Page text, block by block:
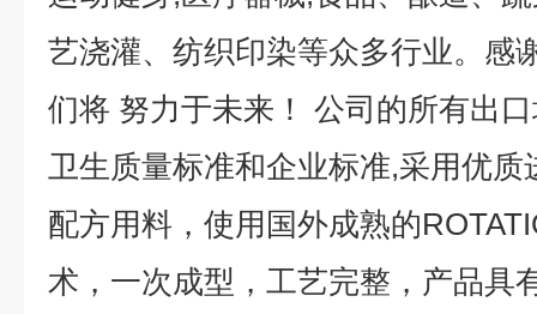
艺浇灌、纺织印染等众多行业。感
们将 努力于未来！ 公司的所有出
卫生质量标准和企业标准,采用优
配方用料，使用国外成熟的
术，一次成型，工艺完整，产品具